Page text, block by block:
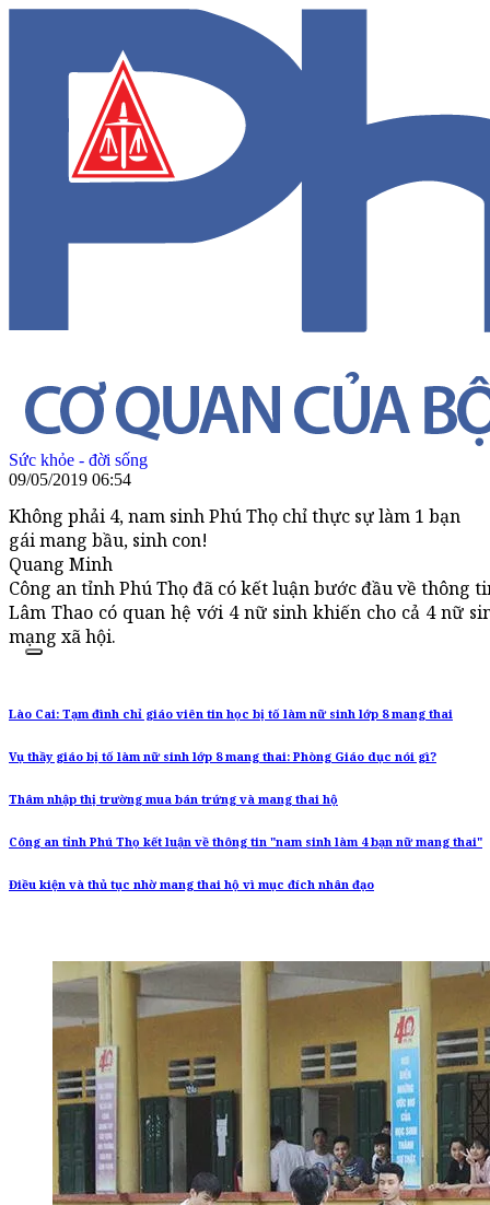
Sức khỏe - đời sống
09/05/2019 06:54
Không phải 4, nam sinh Phú Thọ chỉ thực sự làm 1 bạn
gái mang bầu, sinh con!
Quang Minh
Công an tỉnh Phú Thọ đã có kết luận bước đầu về thông
Lâm Thao có quan hệ với 4 nữ sinh khiến cho cả 4 nữ
mạng xã hội.
Lào Cai: Tạm đình chỉ giáo viên tin học bị tố làm nữ sinh lớp 8 mang thai
Vụ thầy giáo bị tố làm nữ sinh lớp 8 mang thai: Phòng Giáo dục nói gì?
Thâm nhập thị trường mua bán trứng và mang thai hộ
Công an tỉnh Phú Thọ kết luận về thông tin "nam sinh làm 4 bạn nữ mang thai"
Điều kiện và thủ tục nhờ mang thai hộ vì mục đích nhân đạo